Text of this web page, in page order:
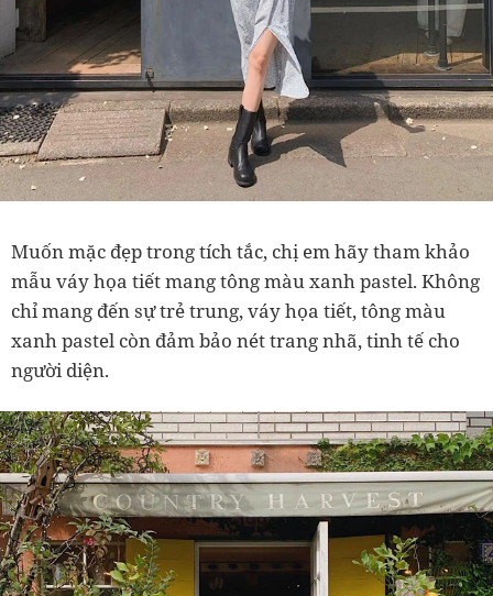
Muốn mặc đẹp trong tích tắc, chị em hãy tham khảo
mẫu váy họa tiết mang tông màu xanh pastel. Không
chỉ mang đến sự trẻ trung, váy họa tiết, tông màu
xanh pastel còn đảm bảo nét trang nhã, tinh tế cho
người diện.